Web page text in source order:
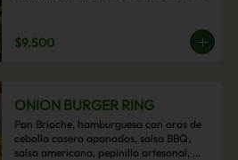
$9.500
ONION BURGER RING
Pan Brioche, hamburguesa con aros de
cebolla casero apanados, salsa BBQ,
salsa americana, pepinillo artesanal,